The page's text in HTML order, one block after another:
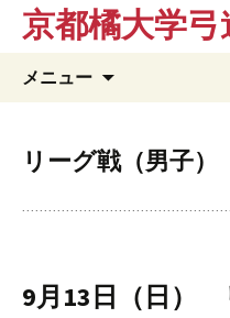
京都橘大学弓
メニュー
ン
ツ
プ
リーグ戦（男子）
9月13日（日）